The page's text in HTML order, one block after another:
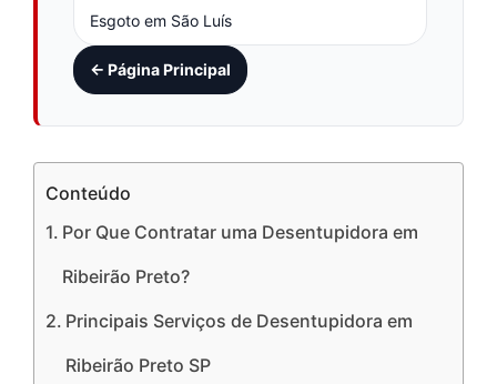
Esgoto em São Luís
← Página Principal
Conteúdo
Por Que Contratar uma Desentupidora em
Ribeirão Preto?
Principais Serviços de Desentupidora em
Ribeirão Preto SP